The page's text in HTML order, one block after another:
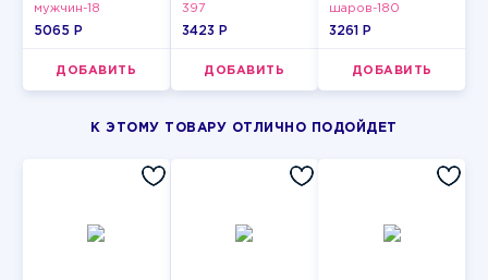
мужчин-18
5065 P
ДОБАВИТЬ
397
3423 P
ДОБАВИТЬ
шаров-180
3261 P
ДОБАВИТЬ
К ЭТОМУ ТОВАРУ ОТЛИЧНО ПОДОЙДЕТ